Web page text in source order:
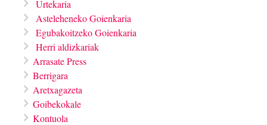
Urtekaria
Asteleheneko Goienkaria
Egubakoitzeko Goienkaria
Herri aldizkariak
Arrasate Press
Berrigara
Aretxagazeta
Goibekokale
Kontuola